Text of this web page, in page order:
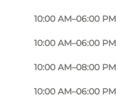
10:00 AM–06:00 PM
10:00 AM–06:00 PM
10:00 AM–08:00 PM
10:00 AM–06:00 PM
installationer for
er
interaktive, og
de historier, der
unik og
en blanding af